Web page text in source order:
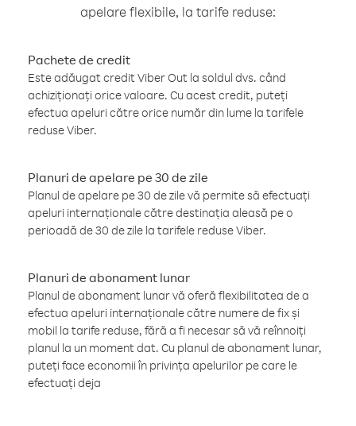
apelare flexibile, la tarife reduse:
Pachete de credit
Este adăugat credit Viber Out la soldul dvs. când
achiziționați orice valoare. Cu acest credit, puteți
efectua apeluri către orice număr din lume la tarifele
reduse Viber.
Planuri de apelare pe 30 de zile
Planul de apelare pe 30 de zile vă permite să efectuați
apeluri internaționale către destinația aleasă pe o
perioadă de 30 de zile la tarifele reduse Viber.
Planuri de abonament lunar
Planul de abonament lunar vă oferă flexibilitatea de a
efectua apeluri internaționale către numere de fix și
mobil la tarife reduse, fără a fi necesar să vă reînnoiți
planul la un moment dat. Cu planul de abonament lunar,
puteți face economii în privința apelurilor pe care le
efectuați deja